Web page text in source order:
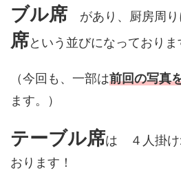
ブル席 があり、厨房周り
席という並びになっており
（今回も、一部は前回の写真
ます。）
テーブル席は ４人掛け
おります！